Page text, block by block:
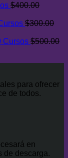
$400.00
$300.00
Cursos $500.00
para ofrecer
de todos.
en
de descarga.